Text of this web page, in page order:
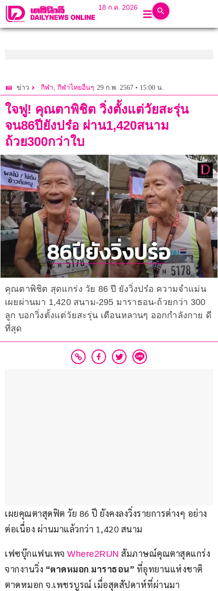
18 ก.ค. 2026
ข่าว กีฬา, กีฬาไทยอื่นๆ 29 ก.พ. 2567 • 15:00 น.
ใจฟู! คุณตาพิชิต วิ่งตั้งแต่วัยสะรุ่น
จน86ปียังปร๋อ ผ่าน1,420สนาม
ถ้วย300กว่าใบ
คุณตาพิชิต สุดแกร่ง วัย 86 ปี ยังวิ่งปร๋อ ความจำแม่น
เผยผ่านมา 1,420 สนาม-295 มาราธอน-ถ้วยกว่า 300
ลูก บอกวิ่งตั้งแต่วัยสะรุ่น เตือนหลานๆ ออกกำลังกาย ดี
ที่สุด
เผยคุณตาสุดฟิต วัย 86 ปี ยังคงลงวิ่งรายการต่างๆ อย่าง
ต่อเนื่อง ผ่านมาแล้วกว่า 1,420 สนาม
เฟซบุ๊กแฟนเพจ Where2RUN สัมภาษณ์คุณตาสุดแกร่ง
จากงานวิ่ง “ตาดหมอก มาราธอน” ที่อุทยานแห่งชาติ
ตาดหมอก จ.เพชรบูรณ์ เมื่อสุดสัปดาห์ที่ผ่านมา